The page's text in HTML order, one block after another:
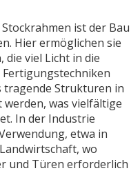
ist der Bau
Hier ermöglichen sie
die viel Licht in die
Fertigungstechniken
tragende Strukturen in
was vielfältige
In der Industrie
etwa in
wo
und Türen erforderlich